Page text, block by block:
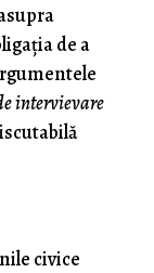
de a
intervievare
civice